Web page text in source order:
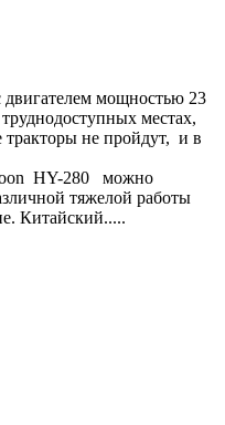
мощностью 23
местах,
тракторы не пройдут, и в
HY-280 можно
тяжелой работы
Китайский.....